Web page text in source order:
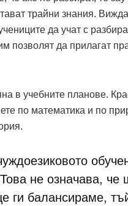
трайни знания.
да учат с
позволят да прилагат
в учебните планове.
по математика и по
не означава, че
ги балансираме,